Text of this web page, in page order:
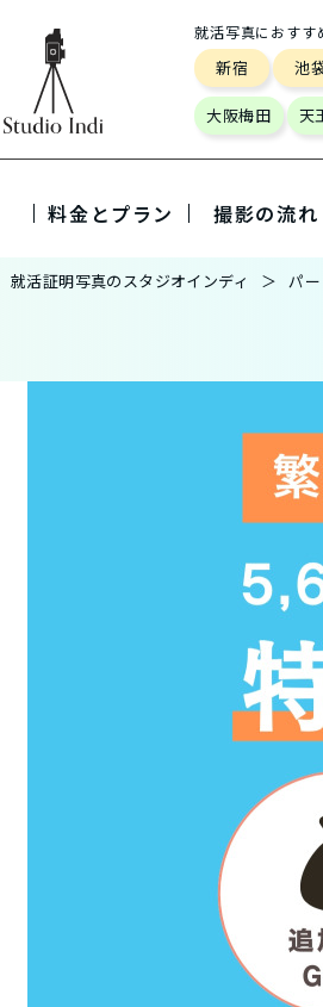
就活写真におすす
新宿 池
大阪梅田 天
料金とプラン 撮影の流れ
就活証明写真のスタジオインディ パ